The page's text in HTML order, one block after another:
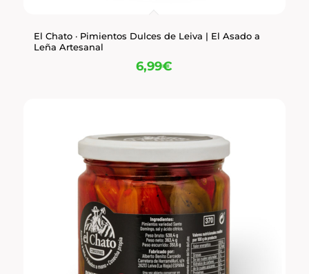
El Chato · Pimientos Dulces de Leiva | El Asado a
Leña Artesanal
6,99€